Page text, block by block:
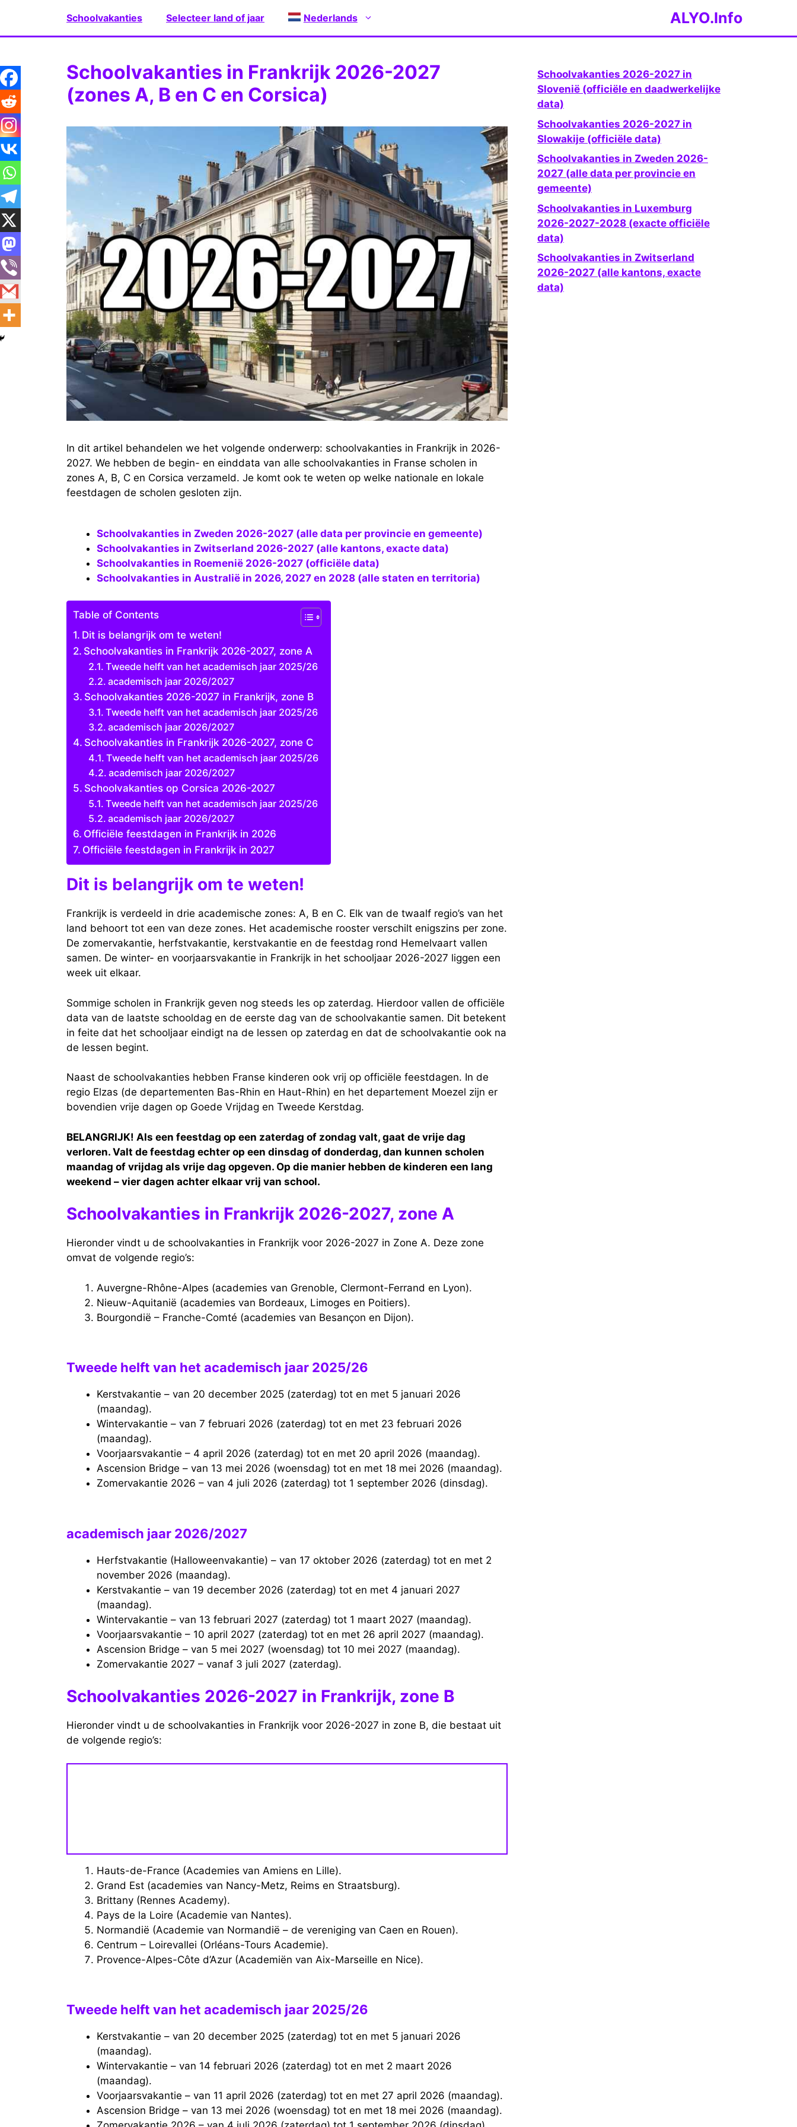
de
ALYO.Info
Schoolvakanties Selecteer land of jaar Nederlands
Schoolvakanties in Frankrijk 2026-2027
(zones A, B en C en Corsica)
In dit artikel behandelen we het volgende onderwerp: schoolvakanties in Frankrijk in 2026-
2027. We hebben de begin- en einddata van alle schoolvakanties in Franse scholen in
zones A, B, C en Corsica verzameld. Je komt ook te weten op welke nationale en lokale
feestdagen de scholen gesloten zijn.
Schoolvakanties in Zweden 2026-2027 (alle data per provincie en gemeente)
Schoolvakanties in Zwitserland 2026-2027 (alle kantons, exacte data)
Schoolvakanties in Roemenië 2026-2027 (officiële data)
Schoolvakanties in Australië in 2026, 2027 en 2028 (alle staten en territoria)
Table of Contents
Dit is belangrijk om te weten!
Schoolvakanties in Frankrijk 2026-2027, zone A
Tweede helft van het academisch jaar 2025/26
academisch jaar 2026/2027
Schoolvakanties 2026-2027 in Frankrijk, zone B
Tweede helft van het academisch jaar 2025/26
academisch jaar 2026/2027
Schoolvakanties in Frankrijk 2026-2027, zone C
Tweede helft van het academisch jaar 2025/26
academisch jaar 2026/2027
Schoolvakanties op Corsica 2026-2027
Tweede helft van het academisch jaar 2025/26
academisch jaar 2026/2027
Officiële feestdagen in Frankrijk in 2026
Officiële feestdagen in Frankrijk in 2027
Dit is belangrijk om te weten!
Frankrijk is verdeeld in drie academische zones: A, B en C. Elk van de twaalf regio’s van het
land behoort tot een van deze zones. Het academische rooster verschilt enigszins per zone.
De zomervakantie, herfstvakantie, kerstvakantie en de feestdag rond Hemelvaart vallen
samen. De winter- en voorjaarsvakantie in Frankrijk in het schooljaar 2026-2027 liggen een
week uit elkaar.
Sommige scholen in Frankrijk geven nog steeds les op zaterdag. Hierdoor vallen de officiële
data van de laatste schooldag en de eerste dag van de schoolvakantie samen. Dit betekent
in feite dat het schooljaar eindigt na de lessen op zaterdag en dat de schoolvakantie ook na
de lessen begint.
Naast de schoolvakanties hebben Franse kinderen ook vrij op officiële feestdagen. In de
regio Elzas (de departementen Bas-Rhin en Haut-Rhin) en het departement Moezel zijn er
bovendien vrije dagen op Goede Vrijdag en Tweede Kerstdag.
BELANGRIJK! Als een feestdag op een zaterdag of zondag valt, gaat de vrije dag
verloren. Valt de feestdag echter op een dinsdag of donderdag, dan kunnen scholen
maandag of vrijdag als vrije dag opgeven. Op die manier hebben de kinderen een lang
weekend – vier dagen achter elkaar vrij van school.
Schoolvakanties in Frankrijk 2026-2027, zone A
Hieronder vindt u de schoolvakanties in Frankrijk voor 2026-2027 in Zone A. Deze zone
omvat de volgende regio’s:
Auvergne-Rhône-Alpes (academies van Grenoble, Clermont-Ferrand en Lyon).
Nieuw-Aquitanië (academies van Bordeaux, Limoges en Poitiers).
Bourgondië – Franche-Comté (academies van Besançon en Dijon).
Tweede helft van het academisch jaar 2025/26
Kerstvakantie – van 20 december 2025 (zaterdag) tot en met 5 januari 2026
(maandag).
Wintervakantie – van 7 februari 2026 (zaterdag) tot en met 23 februari 2026
(maandag).
Voorjaarsvakantie – 4 april 2026 (zaterdag) tot en met 20 april 2026 (maandag).
Ascension Bridge – van 13 mei 2026 (woensdag) tot en met 18 mei 2026 (maandag).
Zomervakantie 2026 – van 4 juli 2026 (zaterdag) tot 1 september 2026 (dinsdag).
academisch jaar 2026/2027
Herfstvakantie (Halloweenvakantie) – van 17 oktober 2026 (zaterdag) tot en met 2
november 2026 (maandag).
Kerstvakantie – van 19 december 2026 (zaterdag) tot en met 4 januari 2027
(maandag).
Wintervakantie – van 13 februari 2027 (zaterdag) tot 1 maart 2027 (maandag).
Voorjaarsvakantie – 10 april 2027 (zaterdag) tot en met 26 april 2027 (maandag).
Ascension Bridge – van 5 mei 2027 (woensdag) tot 10 mei 2027 (maandag).
Zomervakantie 2027 – vanaf 3 juli 2027 (zaterdag).
Schoolvakanties 2026-2027 in Frankrijk, zone B
Hieronder vindt u de schoolvakanties in Frankrijk voor 2026-2027 in zone B, die bestaat uit
de volgende regio’s:
Hauts-de-France (Academies van Amiens en Lille).
Grand Est (academies van Nancy-Metz, Reims en Straatsburg).
Brittany (Rennes Academy).
Pays de la Loire (Academie van Nantes).
Normandië (Academie van Normandië – de vereniging van Caen en Rouen).
Centrum – Loirevallei (Orléans-Tours Academie).
Provence-Alpes-Côte d’Azur (Academiën van Aix-Marseille en Nice).
Tweede helft van het academisch jaar 2025/26
Kerstvakantie – van 20 december 2025 (zaterdag) tot en met 5 januari 2026
(maandag).
Wintervakantie – van 14 februari 2026 (zaterdag) tot en met 2 maart 2026
(maandag).
Voorjaarsvakantie – van 11 april 2026 (zaterdag) tot en met 27 april 2026 (maandag).
Ascension Bridge – van 13 mei 2026 (woensdag) tot en met 18 mei 2026 (maandag).
Schoolvakanties 2026-2027 in
Slovenië (officiële en daadwerkelijke
data)
Schoolvakanties 2026-2027 in
Slowakije (officiële data)
Schoolvakanties in Zweden 2026-
2027 (alle data per provincie en
gemeente)
Schoolvakanties in Luxemburg
2026-2027-2028 (exacte officiële
data)
Schoolvakanties in Zwitserland
2026-2027 (alle kantons, exacte
data)